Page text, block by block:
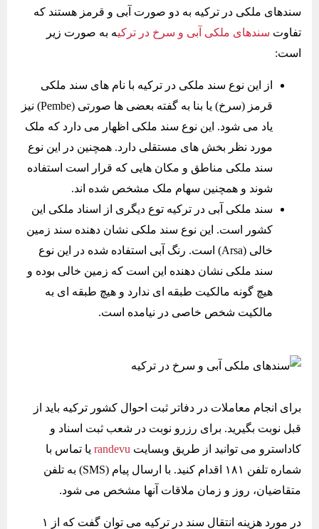
سندهای ملکی در ترکیه به دو صورت آبی و قرمز هستند که
تفاوت سندهای ملکی آبی و سرخ در ترکیه به صورت زیر
است:
از این نوع سند ملکی در ترکیه با نام های سند ملکی
قرمز (سرخ) یا بنا به گفته بعضی ها صورتی (Pembe) نیز
یاد می شود. این نوع سند ملکی اظهار می دارد که ملک
مورد نظر بخش های مستقلی دارد. همچنین در این نوع
سند ملکی مناطق و مکان هایی که قرار است استفاده
شوند و همچنین سهام ملک مشخص شده اند.
سند ملکی آبی در ترکیه توع دیگری از اسناد ملکی این
کشور است. این نوع سند ملکی نشان دهنده سند زمین
خالی (Arsa) است. رنگ آبی استفاده شده در این نوع
سند ملکی نشان دهنده این است که زمین خالی بوده و
هیچ گونه مالکیت طبقه ای ندارد و هیچ طبقه ای به
مالکیت شخص خاصی در نیامده است.
برای انجام معاملات در دفاتر ثبت احوال کشور ترکیه باید از
قبل نوبت بگیرید. برای رزرو نوبت در شعب ثبت اسناد و
کاداسترو می توانید از طریق وبسایت randevu یا تماس با
شماره تلفن ۱۸۱ اقدام کنید. با ارسال پیام (SMS) به تلفن
متقاضیان، روز و زمان ملاقات آنها مشخص می شود.
در مورد هزینه انتقال سند در ترکیه می توان گفت که از ۱